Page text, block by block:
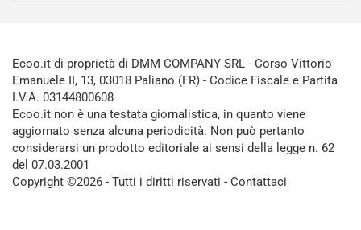
Ecoo.it di proprietà di DMM COMPANY SRL - Corso Vittorio
Emanuele II, 13, 03018 Paliano (FR) - Codice Fiscale e Partita
I.V.A. 03144800608
Ecoo.it non è una testata giornalistica, in quanto viene
aggiornato senza alcuna periodicità. Non può pertanto
considerarsi un prodotto editoriale ai sensi della legge n. 62
del 07.03.2001
Copyright ©2026 - Tutti i diritti riservati - Contattaci